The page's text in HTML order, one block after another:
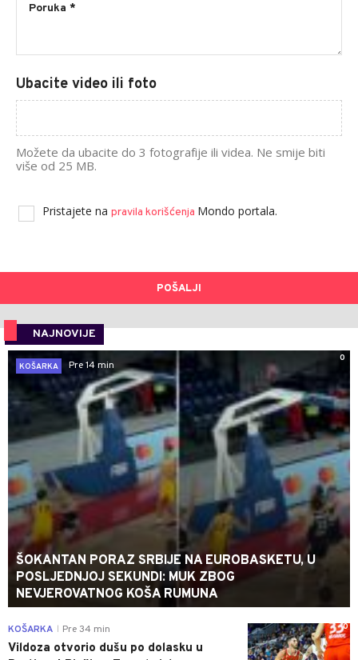
Ubacite video ili foto
Možete da ubacite do 3 fotografije ili videa. Ne smije biti
više od 25 MB.
Pristajete na pravila korišćenja Mondo portala.
POŠALJI
NAJNOVIJE
0
KOŠARKA
Pre 14 min
ŠOKANTAN PORAZ SRBIJE NA EUROBASKETU, U
POSLJEDNJOJ SEKUNDI: MUK ZBOG
NEVJEROVATNOG KOŠA RUMUNA
0
KOŠARKA Pre 34 min
Vildoza otvorio dušu po dolasku u